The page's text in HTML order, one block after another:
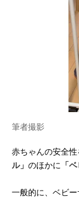
筆者撮影
赤ちゃんの安全性
ル」 のほかに 「
一般的に、ベビ